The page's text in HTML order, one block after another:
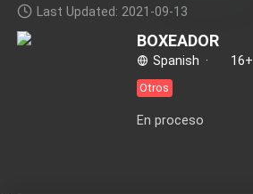
Last Updated: 2021-09-13
BOXEADOR
Spanish · 16+
Otros
En proceso